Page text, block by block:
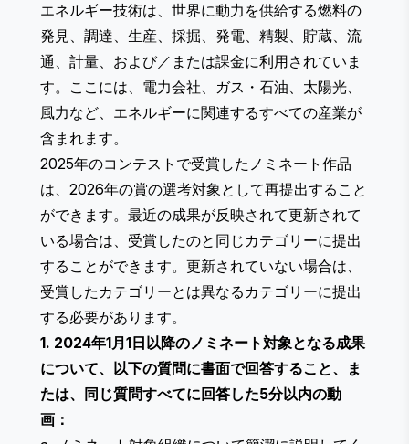
エネルギー技術は、世界に動力を供給する燃料の
発見、調達、生産、採掘、発電、精製、貯蔵、流
通、計量、および／または課金に利用されていま
す。ここには、電力会社、ガス・石油、太陽光、
風力など、エネルギーに関連するすべての産業が
含まれます。
2025年のコンテストで受賞したノミネート作品
は、2026年の賞の選考対象として再提出すること
ができます。最近の成果が反映されて更新されて
いる場合は、受賞したのと同じカテゴリーに提出
することができます。更新されていない場合は、
受賞したカテゴリーとは異なるカテゴリーに提出
する必要があります。
1. 2024年1月1日以降のノミネート対象となる成果
について、以下の質問に書面で回答すること、ま
たは、同じ質問すべてに回答した5分以内の動
画：